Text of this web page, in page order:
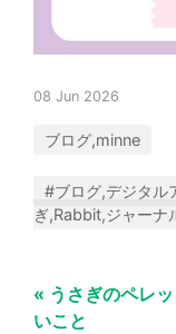
08 Jun 2026
ブログ,minne
#ブログ,デジタル
ぎ,Rabbit,ジャーナ
« うさぎのペレ
いこと